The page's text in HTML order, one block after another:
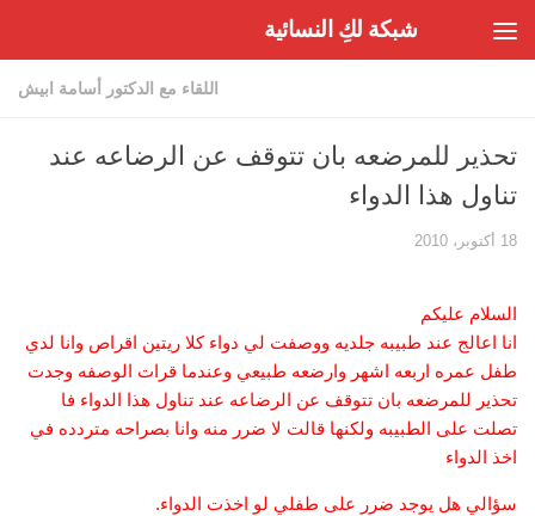
شبكة لكِ النسائية
اللقاء مع الدكتور أسامة ابيش
تحذير للمرضعه بان تتوقف عن الرضاعه عند
تناول هذا الدواء
18 أكتوبر، 2010
السلام عليكم
انا اعالج عند طبيبه جلديه ووصفت لي دواء كلا ريتين اقراص وانا لدي
طفل عمره اربعه اشهر وارضعه طبيعي وعندما قرات الوصفه وجدت
تحذير للمرضعه بان تتوقف عن الرضاعه عند تناول هذا الدواء فا
تصلت على الطبيبه ولكنها قالت لا ضرر منه وانا بصراحه متردده في
اخذ الدواء
سؤالي هل يوجد ضرر على طفلي لو اخذت الدواء.